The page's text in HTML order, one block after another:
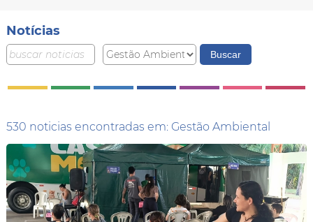
Notícias
530 noticias encontradas em: Gestão Ambiental